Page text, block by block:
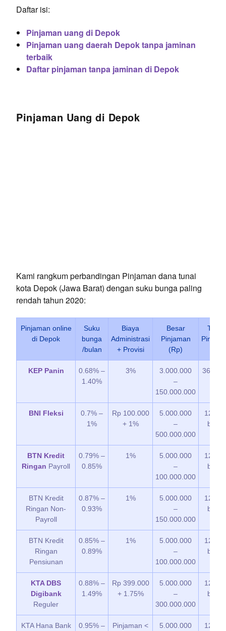
Daftar isi:
Pinjaman uang di Depok
Pinjaman uang daerah Depok tanpa jaminan
terbaik
Daftar pinjaman tanpa jaminan di Depok
Pinjaman Uang di Depok
Kami rangkum perbandingan Pinjaman dana tunai
kota Depok (Jawa Barat) dengan suku bunga paling
rendah tahun 2020:
Pinjaman online
di Depok
Suku
bunga
/bulan
Biaya
Administrasi
+ Provisi
Besar
Pinjaman
(Rp)
Tenor
KEP Panin
0.68% –
1.40%
3%
3.000.000
–
150.000.000
36
BNI Fleksi
0.7% –
1%
Rp 100.000
+ 1%
5.000.000
–
500.000.000
12 –
bulan
BTN Kredit
Ringan Payroll
0.79% –
0.85%
1%
5.000.000
–
100.000.000
12 –
bulan
BTN Kredit
Ringan Non-
Payroll
0.87% –
0.93%
1%
5.000.000
–
150.000.000
12 –
bulan
BTN Kredit
Ringan
Pensiunan
0.85% –
0.89%
1%
5.000.000
–
100.000.000
12 –
bulan
KTA DBS
Digibank
Reguler
0.88% –
1.49%
Rp 399.000
+ 1.75%
5.000.000
–
300.000.000
12 –
bulan
KTA Hana Bank
0.95% –
Pinjaman <
5.000.000
12 –